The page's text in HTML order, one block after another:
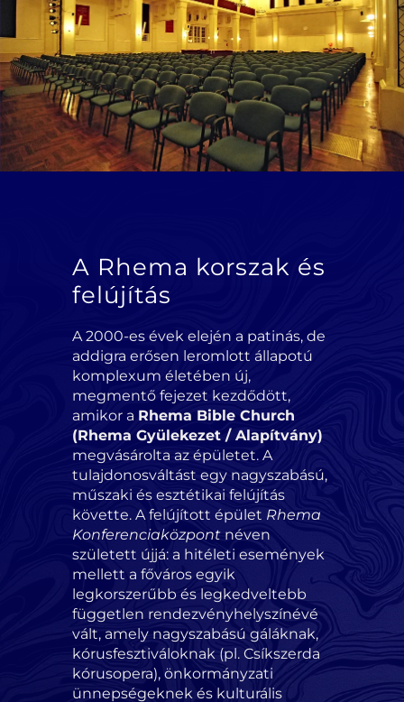
A Rhema korszak és
felújítás
A 2000-es évek elején a patinás, de
addigra erősen leromlott állapotú
komplexum életében új,
megmentő fejezet kezdődött,
amikor a Rhema Bible Church
(Rhema Gyülekezet / Alapítvány)
megvásárolta az épületet. A
tulajdonosváltást egy nagyszabású,
műszaki és esztétikai felújítás
követte. A felújított épület Rhema
Konferenciaközpontnéven
született újjá: a hitéleti események
mellett a főváros egyik
legkorszerűbb és legkedveltebb
független rendezvényhelyszínévé
vált, amely nagyszabású gáláknak,
kórusfesztiváloknak (pl. Csíkszerda
kórusopera), önkormányzati
ünnepségeknek és kulturális